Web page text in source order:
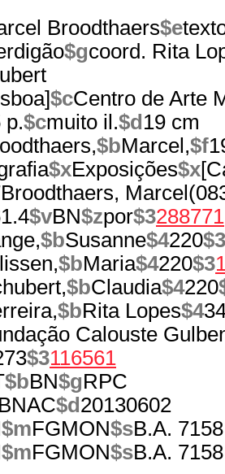
Broodthaers$e
$gcoord. Rita
$cCentro de Arte
p.$cmuito il.$d 19 cm
$bMarcel,$f
$xExposições$x
$vBN$zpor$3288771
$bSusanne$4220$3
$bMaria$4220$3
$bClaudia$4220
$bRita Lopes$4
Calouste
$3116561
$bBN$gRPC
$d 20130602
$mFGMON$sB.A.
$mFGMON$sB.A.